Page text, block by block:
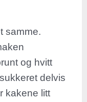
samme.
og hvitt
delvis
kakene litt